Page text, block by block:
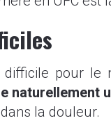
difficile pour le
naturellement
la douleur.